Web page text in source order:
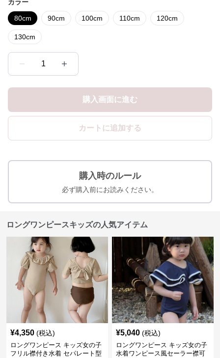
カラー
80cm 90cm 100cm 110cm 120cm
130cm
1
購入画面に進む
カートに追加する
購入時のルール
必ず購入前にお読みください。
ロングワンピースキッズの人気アイテム
¥4,350 (税込)
ロングワンピース キッズ女の子
フリル襟付き水着 セパレート型
¥5,040 (税込)
ロングワンピース キッズ女の子
水着ワンピース風セーラー襟可